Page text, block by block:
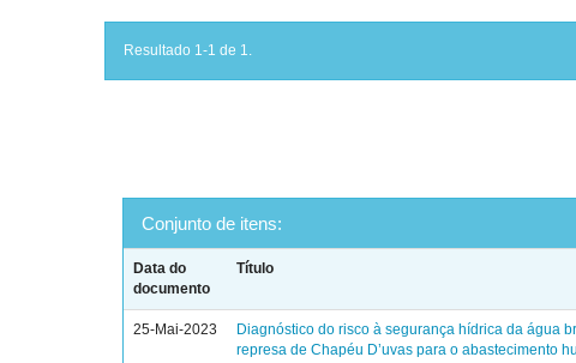
Resultado 1-1 de 1.
Conjunto de itens:
Data do
documento
Título
25-Mai-2023
Diagnóstico do risco à segurança hídrica da água
represa de Chapéu D’uvas para o abastecimento